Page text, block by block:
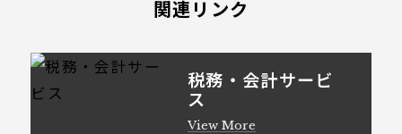
関連リンク
税務・会計サービ
ス
View More